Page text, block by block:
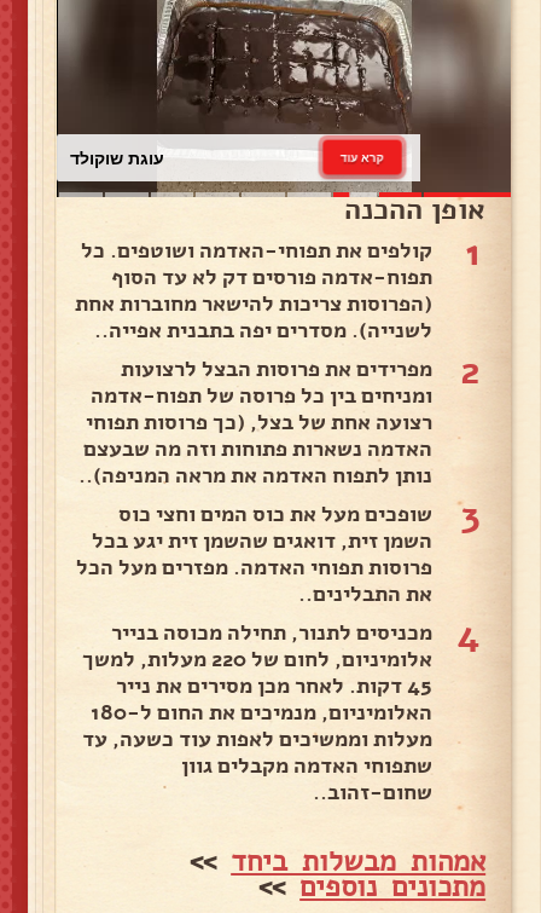
עוגת שוקולד קרא עוד
אופן ההכנה
1
קולפים את תפוחי-האדמה ושוטפים. כל
תפוח-אדמה פורסים דק לא עד הסוף
(הפרוסות צריכות להישאר מחוברות אחת
לשנייה). מסדרים יפה בתבנית אפייה..
2
מפרידים את פרוסות הבצל לרצועות
ומניחים בין כל פרוסה של תפוח-אדמה
רצועה אחת של בצל, (כך פרוסות תפוחי
האדמה נשארות פתוחות וזה מה שבעצם
נותן לתפוח האדמה את מראה המניפה)..
3
שופכים מעל את כוס המים וחצי כוס
השמן זית, דואגים שהשמן זית יגע בכל
פרוסות תפוחי האדמה. מפזרים מעל הכל
את התבלינים..
4
מכניסים לתנור, תחילה מכוסה בנייר
אלומיניום, לחום של 220 מעלות, למשך
45 דקות. לאחר מכן מסירים את נייר
האלומיניום, מנמיכים את החום ל-180
מעלות וממשיכים לאפות עוד כשעה, עד
שתפוחי האדמה מקבלים גוון
שחום-זהוב..
אמהות מבשלות ביחד >>
מתכונים נוספים>>